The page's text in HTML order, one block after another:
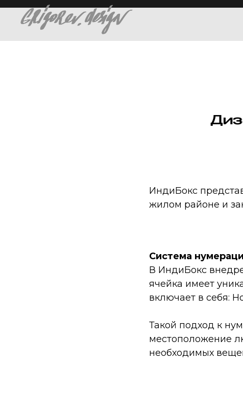
ИндиБокс
жилом районе и
Система
В ИндиБокс
ячейка имеет
включает в себя:
Такой подход к
местоположение
необходимых